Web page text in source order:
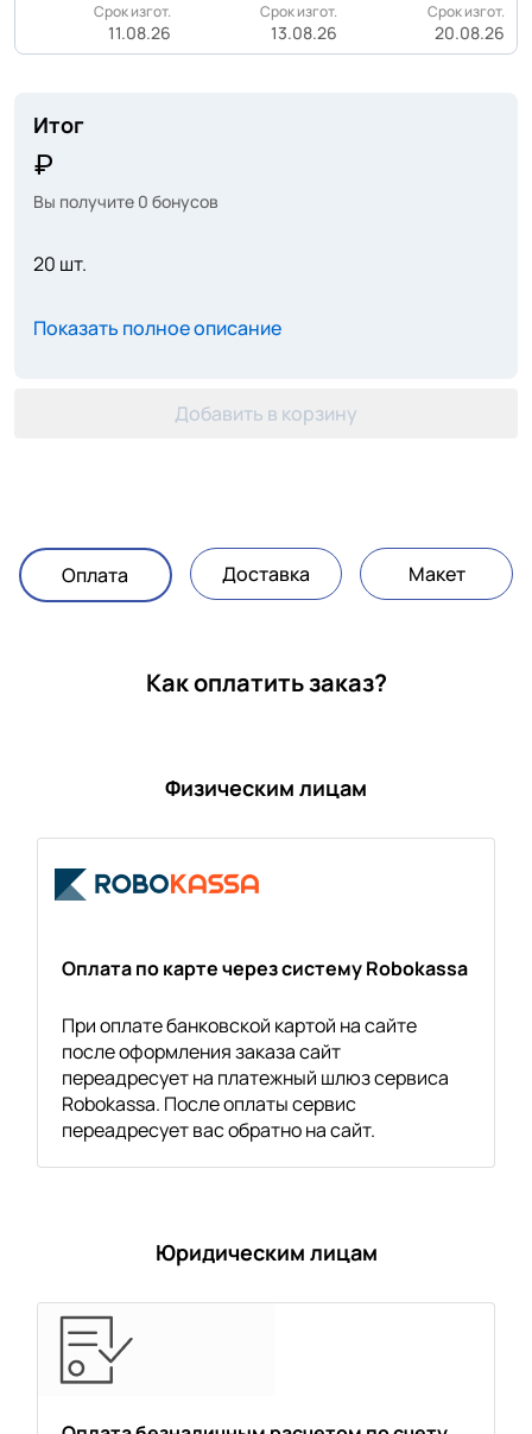
Срок изгот.
11.08.26
Срок изгот.
13.08.26
Срок изгот.
20.08.26
Итог
Вы получите 0 бонусов
20 шт.
Показать полное описание
Добавить в корзину
Оплата Доставка Макет
Как оплатить заказ?
Физическим лицам
Оплата по карте через систему Robokassa
При оплате банковской картой на сайте
после оформления заказа сайт
переадресует на платежный шлюз сервиса
Robokassa. После оплаты сервис
переадресует вас обратно на сайт.
Юридическим лицам